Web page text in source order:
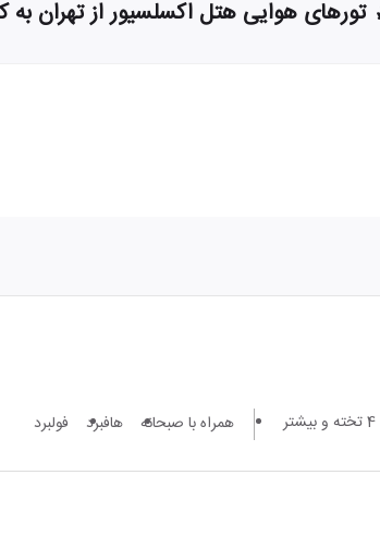
تورهای هوایی هتل اکسلسیور از تهران
همراه با صبحانه هافبرد فولبرد